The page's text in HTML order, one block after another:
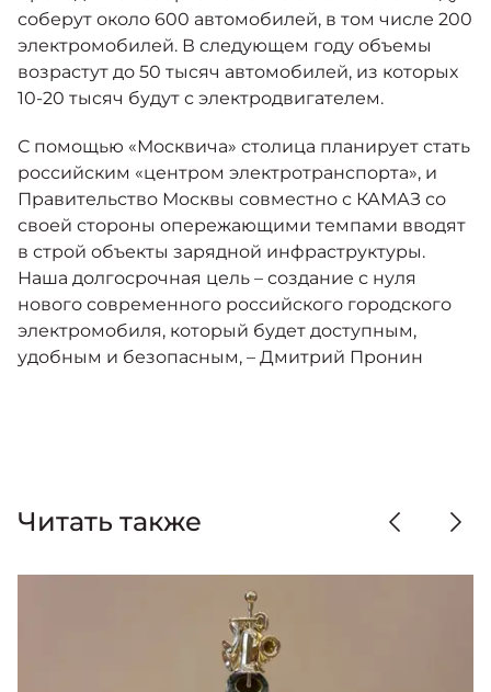
соберут около 600 автомобилей, в том числе 200
электромобилей. В следующем году объемы
возрастут до 50 тысяч автомобилей, из которых
10-20 тысяч будут с электродвигателем.
С помощью «Москвича» столица планирует стать
российским «центром электротранспорта», и
Правительство Москвы совместно с КАМАЗ со
своей стороны опережающими темпами вводят
в строй объекты зарядной инфраструктуры.
Наша долгосрочная цель – создание с нуля
нового современного российского городского
электромобиля, который будет доступным,
удобным и безопасным, – Дмитрий Пронин
Читать также